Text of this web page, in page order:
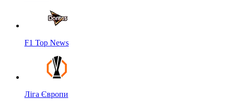
F1 Top News
Ліга Європи